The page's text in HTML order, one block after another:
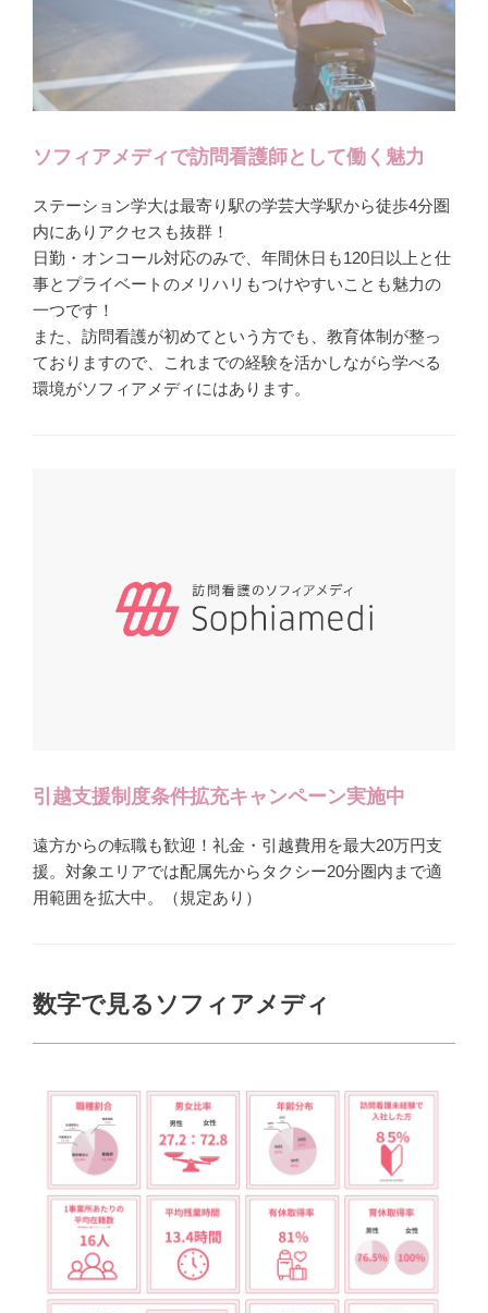
ソフィアメディで訪問看護師として働く魅力
ステーション学大は最寄り駅の学芸大学駅から徒歩4分圏
内にありアクセスも抜群！
日勤・オンコール対応のみで、年間休日も120日以上と仕
事とプライベートのメリハリもつけやすいことも魅力の
一つです！
また、訪問看護が初めてという方でも、教育体制が整っ
ておりますので、これまでの経験を活かしながら学べる
環境がソフィアメディにはあります。
引越支援制度条件拡充キャンペーン実施中
遠方からの転職も歓迎！礼金・引越費用を最大20万円支
援。対象エリアでは配属先からタクシー20分圏内まで適
用範囲を拡大中。（規定あり）
数字で見るソフィアメディ